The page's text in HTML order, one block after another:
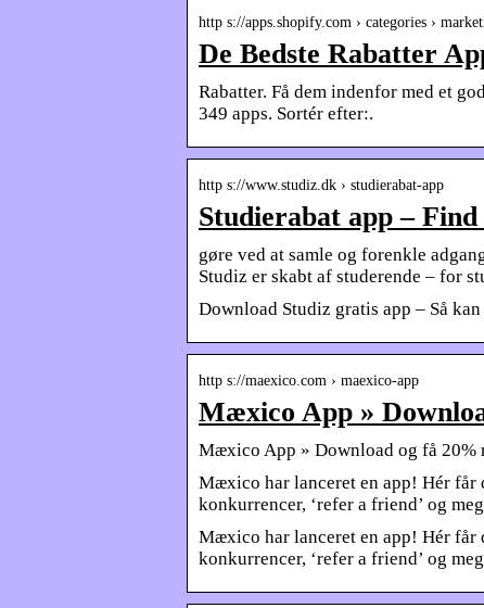
http s://apps.shopify.com › categories ›
De Bedste Rabatter
Rabatter. Få dem indenfor med et
349 apps. Sortér efter:.
http s://www.studiz.dk › studierabat-app
Studierabat app –
gøre ved at samle og forenkle
Studiz er skabt af studerende – for
Download Studiz gratis app – Så
http s://maexico.com › maexico-app
Mæxico App »
Mæxico App » Download og få 20%
Mæxico har lanceret en app! Hér får
konkurrencer, ‘refer a friend’ og
Mæxico har lanceret en app! Hér får
konkurrencer, ‘refer a friend’ og